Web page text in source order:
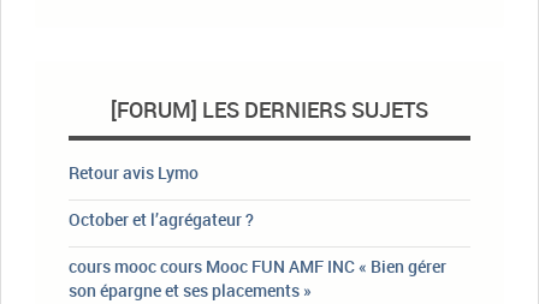
[FORUM] LES DERNIERS SUJETS
Retour avis Lymo
October et l’agrégateur ?
cours mooc cours Mooc FUN AMF INC « Bien gérer
son épargne et ses placements »